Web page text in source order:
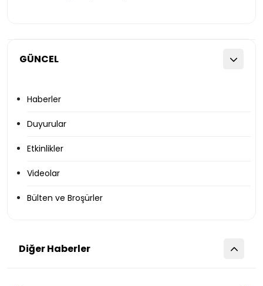
GÜNCEL
Haberler
Duyurular
Etkinlikler
Videolar
Bülten ve Broşürler
Diğer Haberler